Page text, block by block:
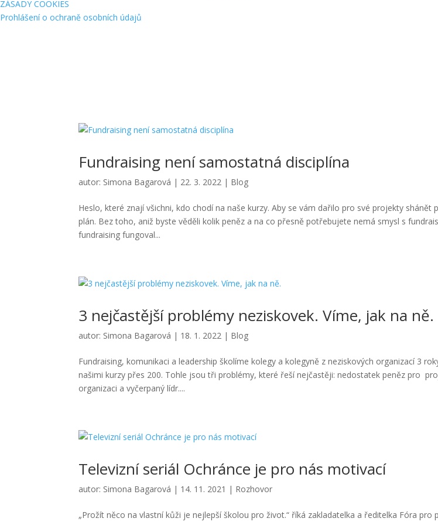
ZÁSADY COOKIES
Prohlášení o ochraně osobních údajů
Fundraising není samostatná disciplína
autor: Simona Bagarová | 22. 3. 2022 | Blog
Heslo, které znají všichni, kdo chodí na naše kurzy. Aby se vám dařilo pro své projekty shánět
plán. Bez toho, aniž byste věděli kolik peněz a na co přesně potřebujete nemá smysl s
fundraising fungoval...
3 nejčastější problémy neziskovek. Víme, jak na ně.
autor: Simona Bagarová | 18. 1. 2022 | Blog
Fundraising, komunikaci a leadership školíme kolegy a kolegyně z neziskových organizací 3
našimi kurzy přes 200. Tohle jsou tři problémy, které řeší nejčastěji: nedostatek peněz pro
organizaci a vyčerpaný lídr....
Televizní seriál Ochránce je pro nás motivací
autor: Simona Bagarová | 14. 11. 2021 | Rozhovor
„Prožít něco na vlastní kůži je nejlepší školou pro život.“ říká zakladatelka a ředitelka Fóra pro